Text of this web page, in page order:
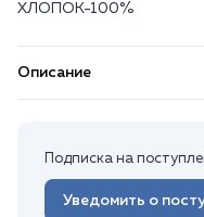
ХЛОПОК-100%
Описание
Подписка на
Уведомить о